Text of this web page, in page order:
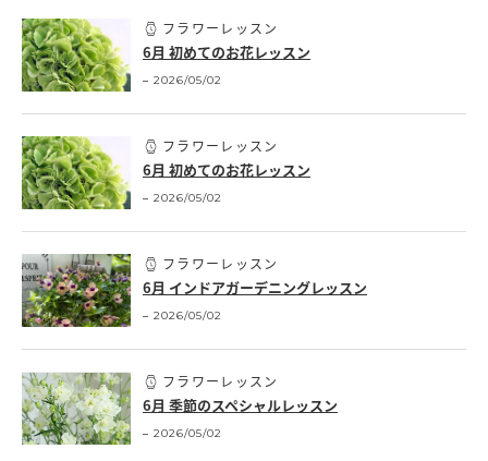
フラワーレッスン
6月 初めてのお花レッスン
2026/05/02
フラワーレッスン
6月 初めてのお花レッスン
2026/05/02
フラワーレッスン
6月 インドアガーデニングレッスン
2026/05/02
フラワーレッスン
6月 季節のスペシャルレッスン
2026/05/02